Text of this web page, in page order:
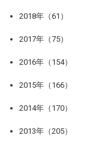
2018年（61）
2017年（75）
2016年（154）
2015年（166）
2014年（170）
2013年（205）